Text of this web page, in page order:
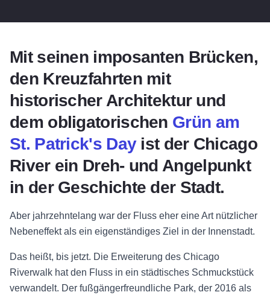
Mit seinen imposanten Brücken,
den Kreuzfahrten mit
historischer Architektur und
dem obligatorischen Grün am
St. Patrick's Dayist der Chicago
River ein Dreh- und Angelpunkt
in der Geschichte der Stadt.
Aber jahrzehntelang war der Fluss eher eine Art nützlicher
Nebeneffekt als ein eigenständiges Ziel in der Innenstadt.
Das heißt, bis jetzt. Die Erweiterung des Chicago
Riverwalk hat den Fluss in ein städtisches Schmuckstück
verwandelt. Der fußgängerfreundliche Park, der 2016 als